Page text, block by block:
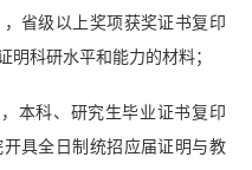
省级以上奖项获奖证书复印
明科研水平和能力的材料；
本科、研究生毕业证书复印
具全日制统招应届证明与教